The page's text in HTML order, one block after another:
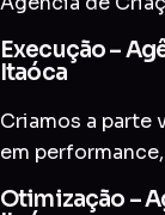
Execução –
Itaóca
Criamos a parte
em
Otimização –